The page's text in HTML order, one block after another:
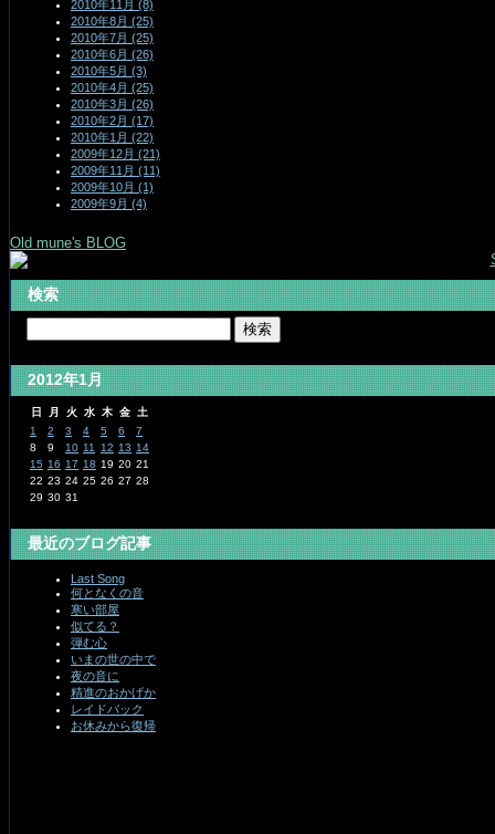
2010年11月 (8)
2010年8月 (25)
2010年7月 (25)
2010年6月 (26)
2010年5月 (3)
2010年4月 (25)
2010年3月 (26)
2010年2月 (17)
2010年1月 (22)
2009年12月 (21)
2009年11月 (11)
2009年10月 (1)
2009年9月 (4)
Old mune's BLOG
検索
2012年1月
日 月 火 水 木 金 土
1
2 3 4 5 6
7
8
9 10 11 12 13 14
15 16 17 18 19 20 21
22 23 24 25 26 27 28
29 30 31
最近のブログ記事
Last Song
何となくの音
寒い部屋
似てる？
弾む心
いまの世の中で
夜の音に
精進のおかげか
レイドバック
お休みから復帰